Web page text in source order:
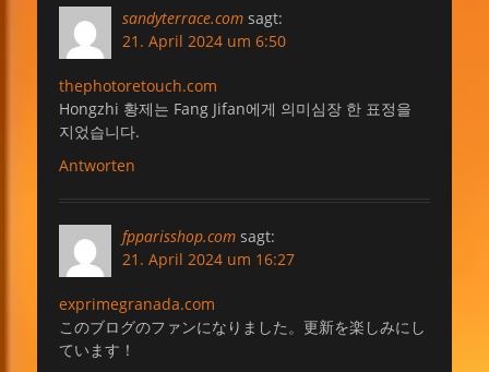
sandyterrace.com sagt:
21. April 2024 um 6:50
thephotoretouch.com
Hongzhi 황제는 Fang Jifan에게 의미심장 한 표정을
지었습니다.
Antworten
fpparisshop.com sagt:
21. April 2024 um 16:27
exprimegranada.com
このブログのファンになりました。更新を楽しみにし
ています！